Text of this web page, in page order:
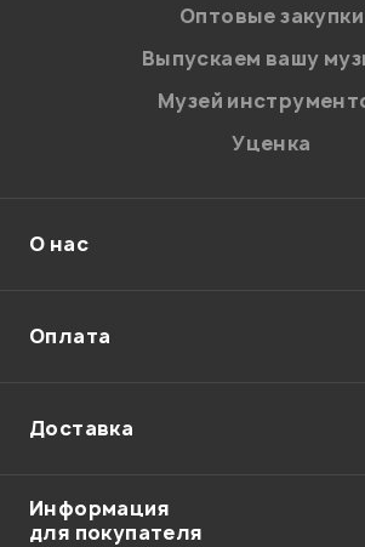
Оптовые закупки
Выпускаем вашу
Музей
Уценка
О нас
Оплата
Доставка
Информация
для покупателя